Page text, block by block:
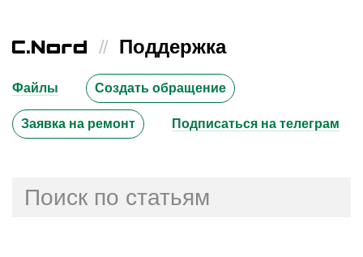
// Поддержка
Файлы Создать обращение
Заявка на ремонт Подписаться на телеграм